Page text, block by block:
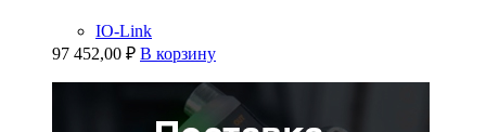
IO-Link
97 452,00 ₽ В корзину